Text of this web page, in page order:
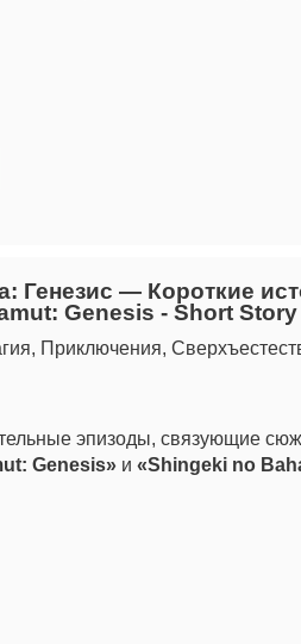
Генезис — Короткие
Genesis - Short Story
Приключения,
эпизоды, связующие
Genesis» и «Shingeki no